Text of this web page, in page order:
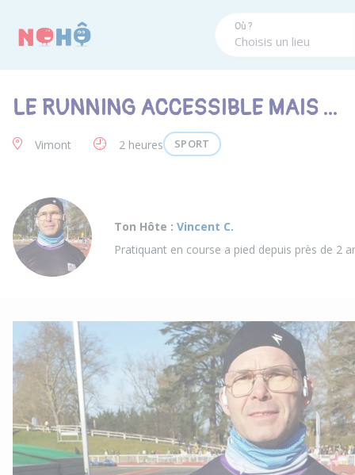
Où ?
LE RUNNING ACCESSIBLE MAIS ...
Vimont 2 heures SPORT
Ton Hôte : Vincent C.
Pratiquant en course a pied depuis près de 2